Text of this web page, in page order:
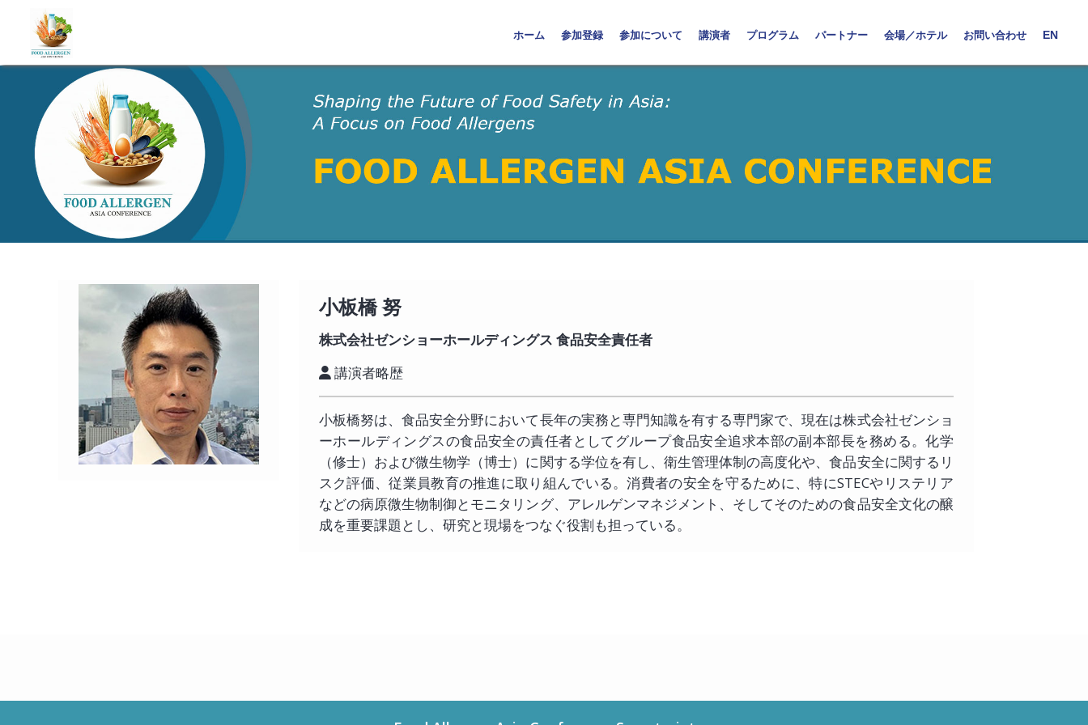
ホーム 参加登録 参加について 講演者 プログラム パートナー 会場／ホテル お問い合わせ EN
小板橋 努
株式会社ゼンショーホールディングス 食品安全責任者
講演者略歴
小板橋努は、食品安全分野において長年の実務と専門知識を有する専門家で、現在は株式会社ゼンショ
ーホールディングスの食品安全の責任者としてグループ食品安全追求本部の副本部長を務める。化学
（修士）および微生物学（博士）に関する学位を有し、衛生管理体制の高度化や、食品安全に関するリ
スク評価、従業員教育の推進に取り組んでいる。消費者の安全を守るために、特にSTECやリステリア
などの病原微生物制御とモニタリング、アレルゲンマネジメント、そしてそのための食品安全文化の醸
成を重要課題とし、研究と現場をつなぐ役割も担っている。